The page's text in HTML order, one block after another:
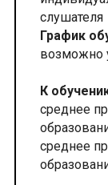
слушателя
График
возможно
К
среднее
среднее